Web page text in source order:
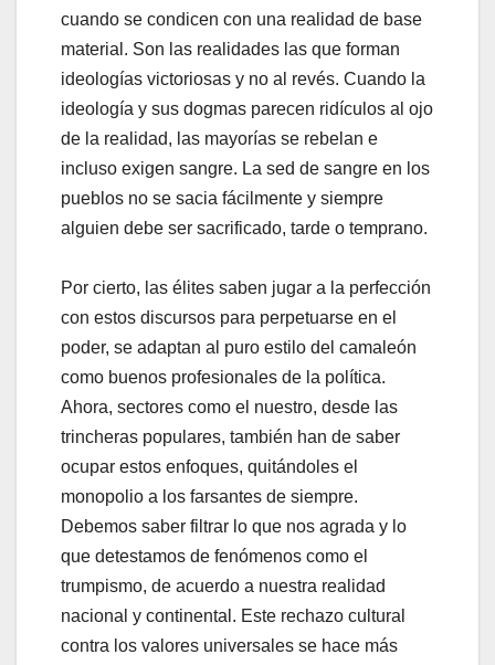
cuando se condicen con una realidad de base
material. Son las realidades las que forman
ideologías victoriosas y no al revés. Cuando la
ideología y sus dogmas parecen ridículos al ojo
de la realidad, las mayorías se rebelan e
incluso exigen sangre. La sed de sangre en los
pueblos no se sacia fácilmente y siempre
alguien debe ser sacrificado, tarde o temprano.
Por cierto, las élites saben jugar a la perfección
con estos discursos para perpetuarse en el
poder, se adaptan al puro estilo del camaleón
como buenos profesionales de la política.
Ahora, sectores como el nuestro, desde las
trincheras populares, también han de saber
ocupar estos enfoques, quitándoles el
monopolio a los farsantes de siempre.
Debemos saber filtrar lo que nos agrada y lo
que detestamos de fenómenos como el
trumpismo, de acuerdo a nuestra realidad
nacional y continental. Este rechazo cultural
contra los valores universales se hace más